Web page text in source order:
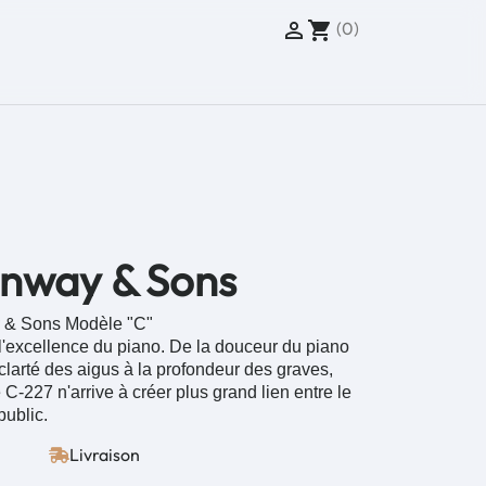
 shopping_cart (0)
& Sons
Sons Modèle "C"
du piano. De la douceur du piano
des aigus à la profondeur des graves,
227 n'arrive à créer plus grand lien entre le
Livraison